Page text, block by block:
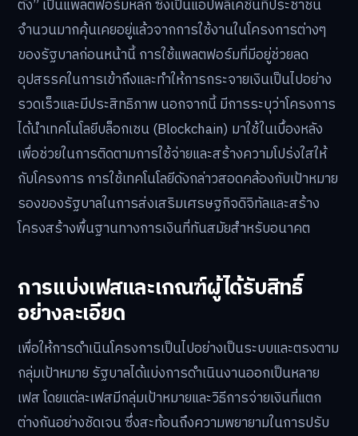
ตัง” เป็นแพลตฟอร์มหลัก ซึ่งเป็นแอปพลิเคชันที่ประชาชน
จำนวนมากคุ้นเคยอยู่แล้วจากการใช้งานในโครงการต่างๆ
ของรัฐบาลก่อนหน้านี้ การใช้แพลตฟอร์มที่มีอยู่ช่วยลด
อุปสรรคในการเข้าถึงและทำให้การกระจายเงินเป็นไปอย่าง
รวดเร็วและมีประสิทธิภาพ นอกจากนี้ มีการระบุว่าโครงการ
ได้นำเทคโนโลยีบล็อกเชน (Blockchain) มาใช้ในเบื้องหลัง
เพื่อช่วยในการติดตามการใช้จ่ายและสร้างความโปร่งใสให้
กับโครงการ การใช้เทคโนโลยีดังกล่าวสอดคล้องกับเป้าหมาย
รองของรัฐบาลในการส่งเสริมเศรษฐกิจดิจิทัลและสร้าง
โครงสร้างพื้นฐานทางการเงินที่ทันสมัยสำหรับอนาคต
การแบ่งเฟสและเกณฑ์ผู้ได้รับสิทธิ์
อย่างละเอียด
เพื่อให้การดำเนินโครงการเป็นไปอย่างเป็นระบบและตรงตาม
กลุ่มเป้าหมาย รัฐบาลได้แบ่งการดำเนินงานออกเป็นหลาย
เฟส โดยแต่ละเฟสมีกลุ่มเป้าหมายและวิธีการจ่ายเงินที่แตก
ต่างกันอย่างชัดเจน ซึ่งสะท้อนถึงความพยายามในการปรับ